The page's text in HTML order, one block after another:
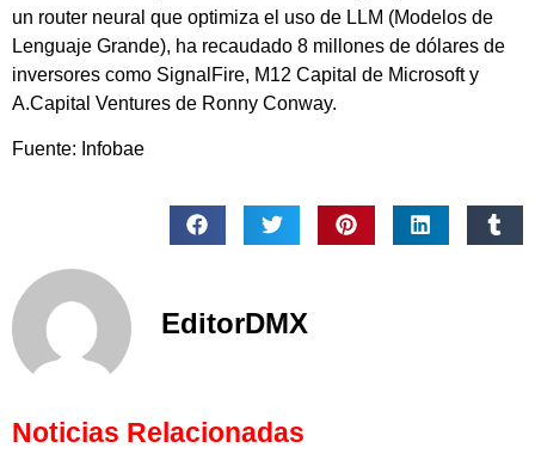
un router neural que optimiza el uso de LLM (Modelos de
Lenguaje Grande), ha recaudado 8 millones de dólares de
inversores como SignalFire, M12 Capital de Microsoft y
A.Capital Ventures de Ronny Conway.
Fuente: Infobae
EditorDMX
Noticias Relacionadas